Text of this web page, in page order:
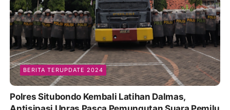
BERITA TERUPDATE 2024
Polres Situbondo Kembali Latihan Dalmas,